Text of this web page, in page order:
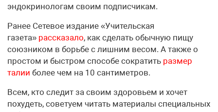
эндокринологам своим подписчикам.
Ранее Сетевое издание «Учительская
газета» рассказало, как сделать обычную пищу
союзником в борьбе с лишним весом. А также о
простом и быстром способе сократить размер
талии более чем на 10 сантиметров.
Всем, кто следит за своим здоровьем и хочет
похудеть, советуем читать материалы специальных